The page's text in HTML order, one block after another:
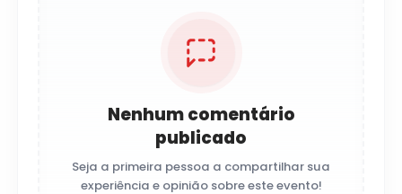
Nenhum comentário
publicado
Seja a primeira pessoa a compartilhar sua
experiência e opinião sobre este evento!